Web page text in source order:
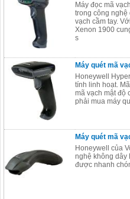
Máy đọc mã
trong công nghệ
vạch cầm tay.
Xenon 1900
s
Máy quét mã
Honeywell
tính linh hoạt.
mã vạch mật độ
phải mua máy
Máy quét mã
Honeywell của
nghệ không dây
được nhanh